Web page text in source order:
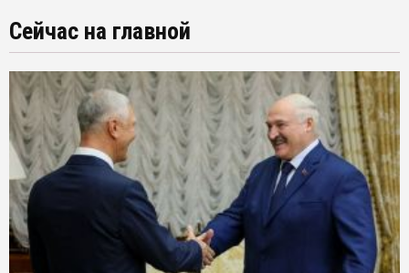
Сейчас на главной